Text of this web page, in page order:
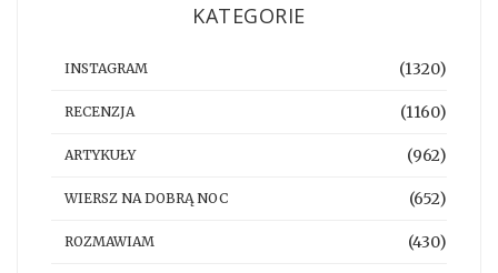
KATEGORIE
INSTAGRAM (1320)
RECENZJA (1160)
ARTYKUŁY (962)
WIERSZ NA DOBRĄ NOC (652)
ROZMAWIAM (430)